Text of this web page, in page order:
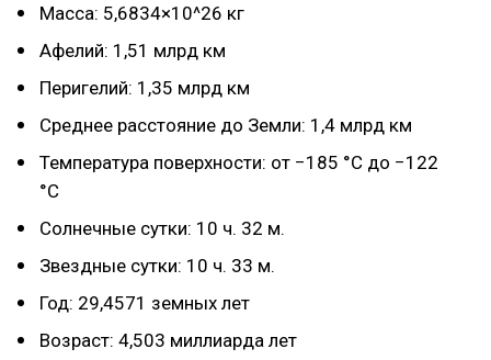
Масса: 5,6834×10^26 кг
Афелий: 1,51 млрд км
Перигелий: 1,35 млрд км
Среднее расстояние до Земли: 1,4 млрд км
Температура поверхности: от −185 °C до −122
°C
Солнечные сутки: 10 ч. 32 м.
Звездные сутки: 10 ч. 33 м.
Год: 29,4571 земных лет
Возраст: 4,503 миллиарда лет